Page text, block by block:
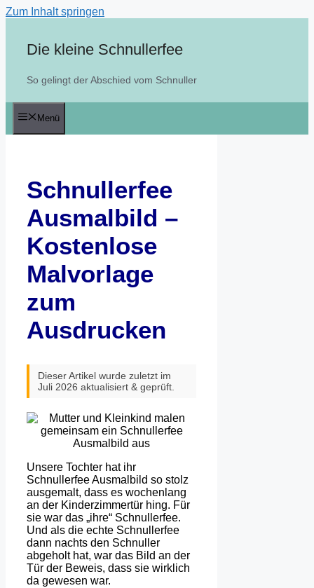
Zum Inhalt springen
Die kleine Schnullerfee
So gelingt der Abschied vom Schnuller
Menü
Schnullerfee
Ausmalbild –
Kostenlose
Malvorlage
zum
Ausdrucken
Dieser Artikel wurde zuletzt im
Juli 2026 aktualisiert & geprüft.
Unsere Tochter hat ihr
Schnullerfee Ausmalbild so stolz
ausgemalt, dass es wochenlang
an der Kinderzimmertür hing. Für
sie war das „ihre“ Schnullerfee.
Und als die echte Schnullerfee
dann nachts den Schnuller
abgeholt hat, war das Bild an der
Tür der Beweis, dass sie wirklich
da gewesen war.